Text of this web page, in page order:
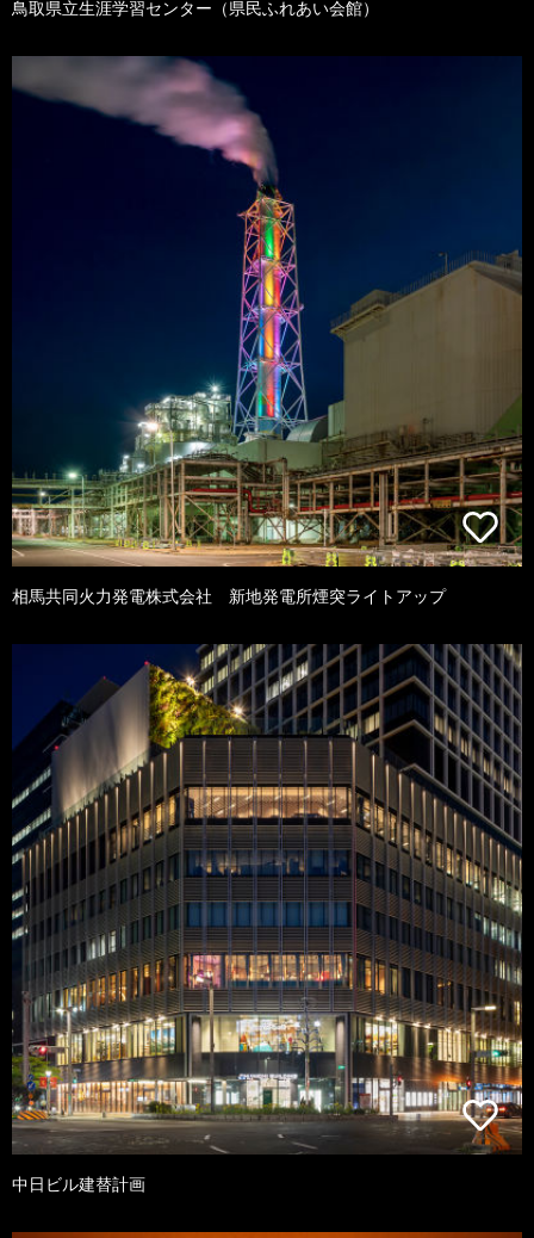
鳥取県立生涯学習センター（県民ふれあい会館）
相馬共同火力発電株式会社 新地発電所煙突ライトアップ
中日ビル建替計画